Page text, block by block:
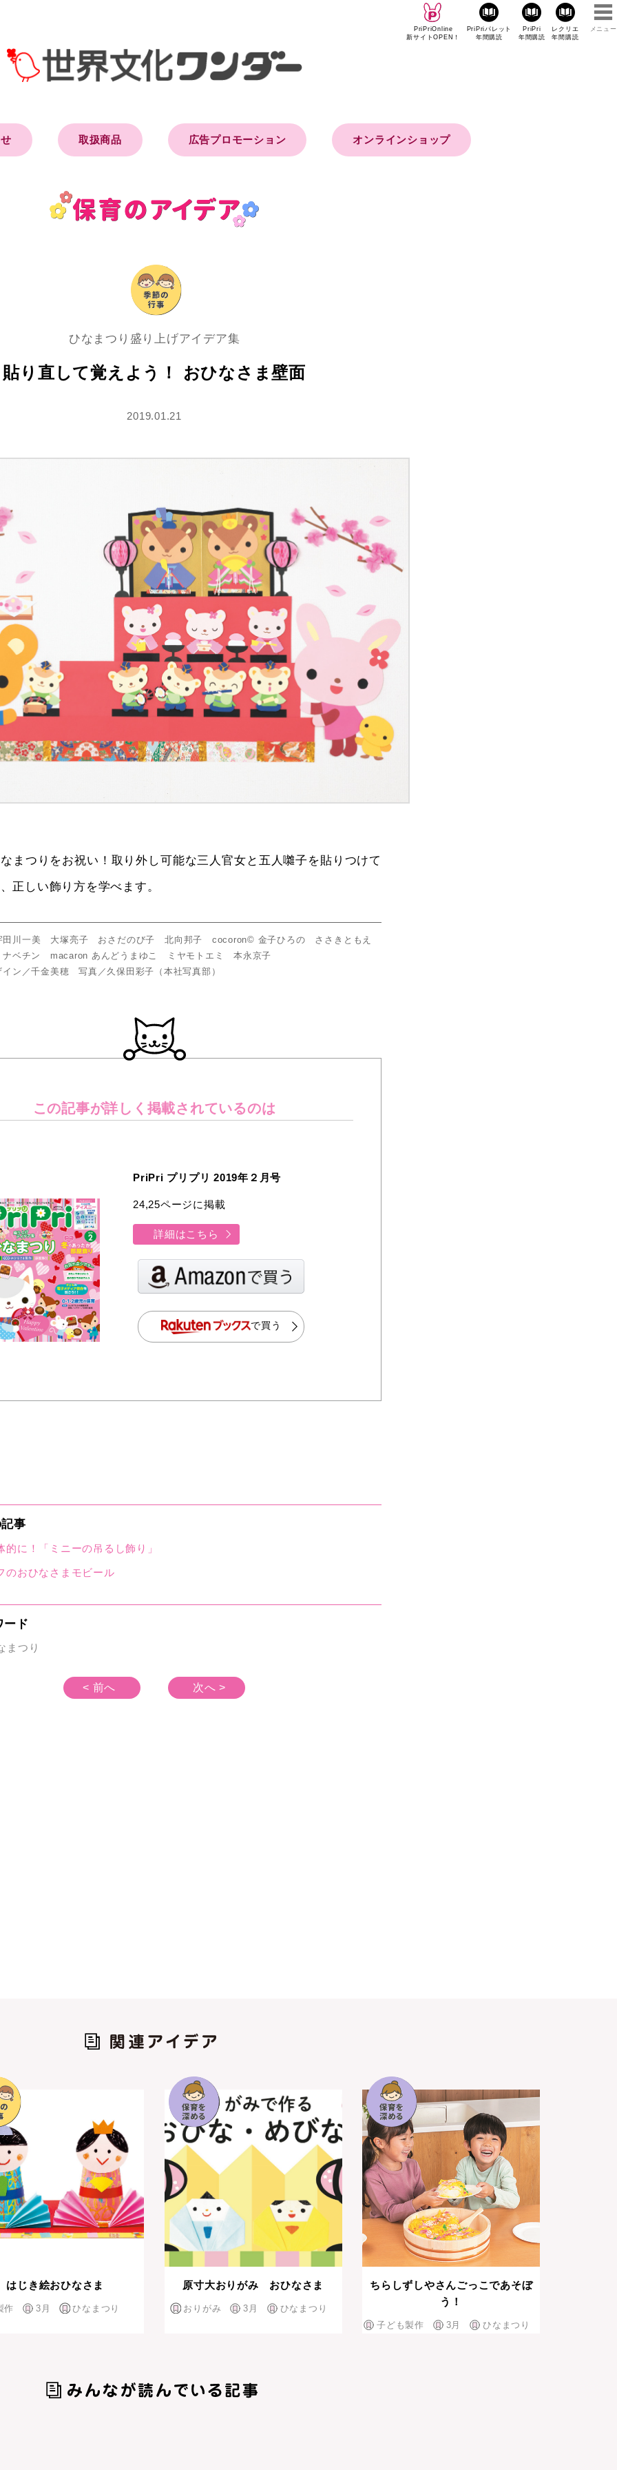
PriPriOnline
新サイトOPEN！
PriPriパレット
年間購読
PriPri
年間購読
レクリエ
年間購読
メニュー
取扱商品 広告プロモーション オンラインショップ
ひなまつり盛り上げアイデア集
貼り直して覚えよう！ おひなさま壁面
2019.01.21
まつりをお祝い！取り外し可能な三人官女と五人囃子を貼りつけて
正しい飾り方を学べます。
田川一美 大塚亮子 おさだのび子 北向邦子 cocoron© 金子ひろの ささきともえ
ベチン macaron あんどうまゆこ ミヤモトエミ 本永京子
ン／千金美穂 写真／久保田彩子（本社写真部）
この記事が詳しく 掲載されているのは
PriPri プリプリ 2019年２月号
24,25ページに掲載
詳細はこちら
で買う
事
に！「ミニーの吊るし飾り」
のおひなさまモビール
ド
まつり
< 前へ 次へ >
はじき絵おひなさま
作 3月 ひなまつり
原寸大おりがみ おひなさま
おりがみ 3月 ひなまつり
ちらしずしやさんごっこであそぼ
う！
子ども製作 3月 ひなまつり